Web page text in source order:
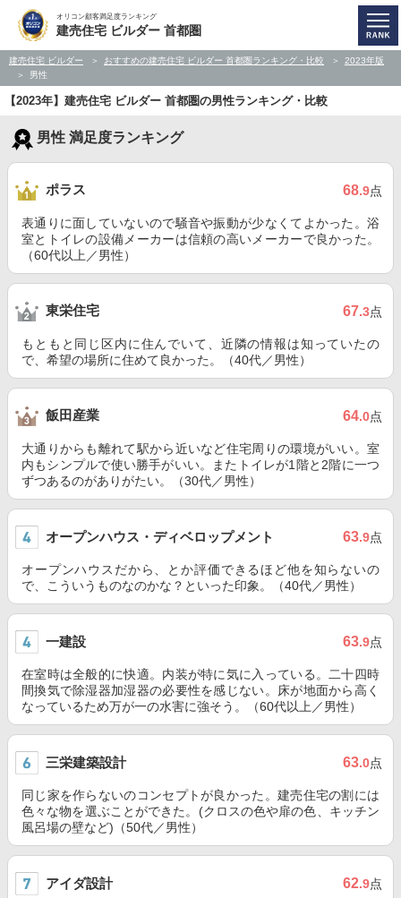
オリコン顧客満足度ランキング
建売住宅 ビルダー 首都圏
建売住宅 ビルダー おすすめの建売住宅 ビルダー 首都圏ランキング・比較
2023年版
男性
【2023年】建売住宅 ビルダー 首都圏の男性ランキング・比較
男性 満足度ランキング
ポラス 68.9点
表通りに面していないので騒音や振動が少なくてよかった。浴
室とトイレの設備メーカーは信頼の高いメーカーで良かった。
（60代以上／男性）
東栄住宅 67.3点
もともと同じ区内に住んでいて、近隣の情報は知っていたの
で、希望の場所に住めて良かった。（40代／男性）
飯田産業 64.0点
大通りからも離れて駅から近いなど住宅周りの環境がいい。室
内もシンプルで使い勝手がいい。またトイレが1階と2階に一つ
ずつあるのがありがたい。（30代／男性）
オープンハウス・ディベロップメント 63.9点
オープンハウスだから、とか評価できるほど他を知らないの
で、こういうものなのかな？といった印象。（40代／男性）
一建設 63.9点
在室時は全般的に快適。内装が特に気に入っている。二十四時
間換気で除湿器加湿器の必要性を感じない。床が地面から高く
なっているため万が一の水害に強そう。（60代以上／男性）
三栄建築設計 63.0点
同じ家を作らないのコンセプトが良かった。建売住宅の割には
色々な物を選ぶことができた。(クロスの色や扉の色、キッチン
風呂場の壁など)（50代／男性）
アイダ設計 62.9点